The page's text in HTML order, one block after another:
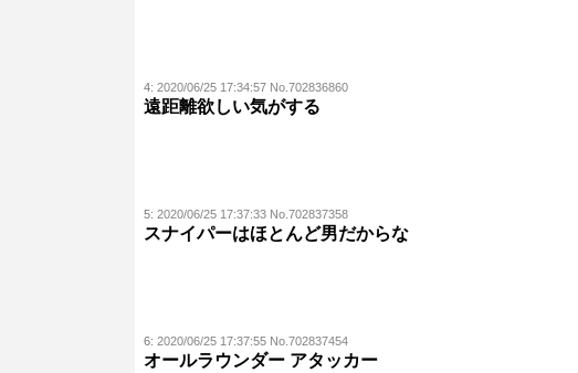
4: 2020/06/25 17:34:57 No.702836860
遠距離欲しい気がする
5: 2020/06/25 17:37:33 No.702837358
スナイパーはほとんど男だからな
6: 2020/06/25 17:37:55 No.702837454
オールラウンダー アタッカー